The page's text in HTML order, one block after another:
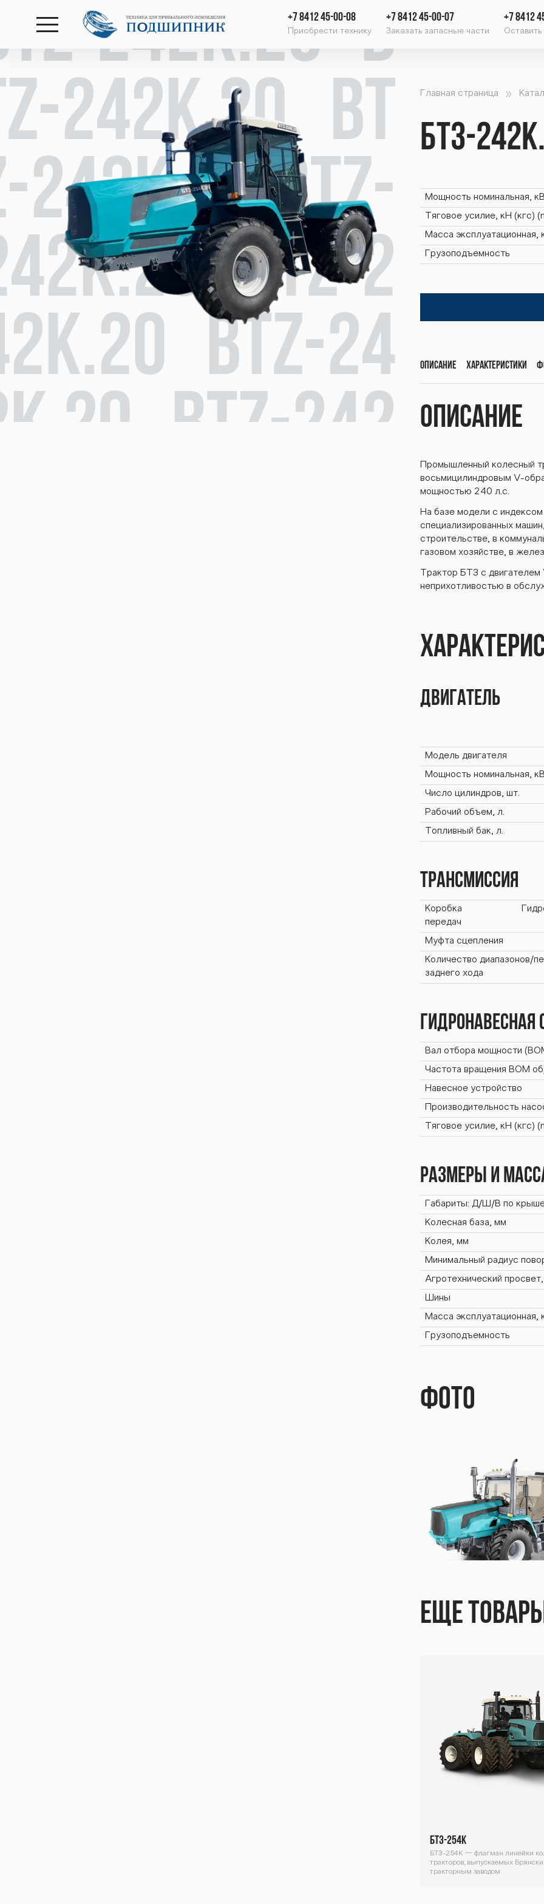
открыть
+7 8412 45-00-08
Приобрести технику
+7 8412 45-00-07
Заказать запасные части
+7 8412
Оставить
242К.20 B
242К.20 BT
242К.20 BTZ-
BTZ-2
BTZ-24
BTZ-242
Главная страница
БТЗ-
Мощность номинальная,
Тяговое усилие, кН (кгс)
Масса эксплуатационная,
Грузоподъемность
Описание Характеристики
Описание
Промышленный колесный
восьмицилиндровым V-
мощностью 240 л.с.
На базе модели с
специализированных
строительстве, в
газовом хозяйстве, в
Трактор БТЗ с двигателем
неприхотливостью в
Двигатель
Модель двигателя
Мощность номинальная,
Число цилиндров, шт.
Рабочий объем, л.
Топливный бак, л.
Трансмиссия
Коробка
передач
Муфта сцепления
Количество диапазонов/
заднего хода
Гидронавесная
Вал отбора мощности
Частота вращения ВОМ
Навесное устройство
Производительность
Тяговое усилие, кН (кгс)
Размеры и
Габариты: Д/Ш/В по
Колесная база, мм
Колея, мм
Минимальный радиус
Агротехнический
Шины
Масса эксплуатационная,
Грузоподъемность
Фото
Еще
БТЗ-254К
БТЗ-254К — флагман линейки
тракторов, выпускаемых
тракторным заводом.